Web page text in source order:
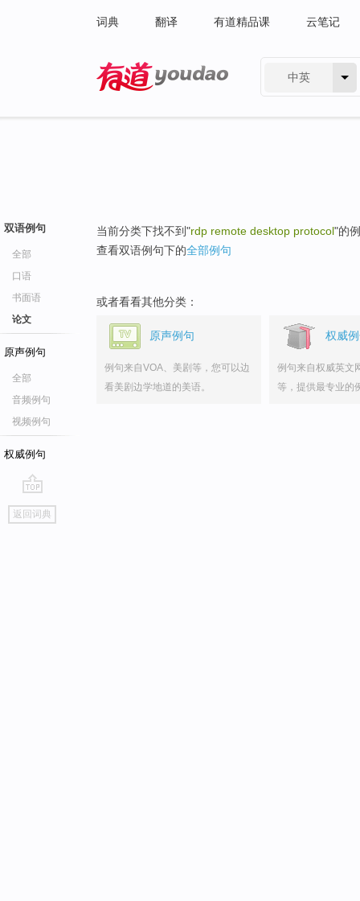
词典 翻译 有道精品课 云笔记
中英
双语例句
全部
口语
书面语
论文
原声例句
全部
音频例句
视频例句
权威例句
go
top
返回词典
当前分类下找不到"rdp remote desktop protocol"的
查看双语例句下的全部例句
或者看看其他分类：
原声例句
例句来自VOA、美剧等，您可以边
看美剧边学地道的美语。
权威
例句来自权威英文
等，提供最专业的